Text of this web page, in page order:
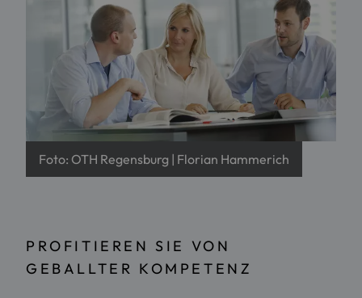
Foto: OTH Regensburg | Florian Hammerich
PROFITIEREN SIE VON
GEBALLTER KOMPETENZ